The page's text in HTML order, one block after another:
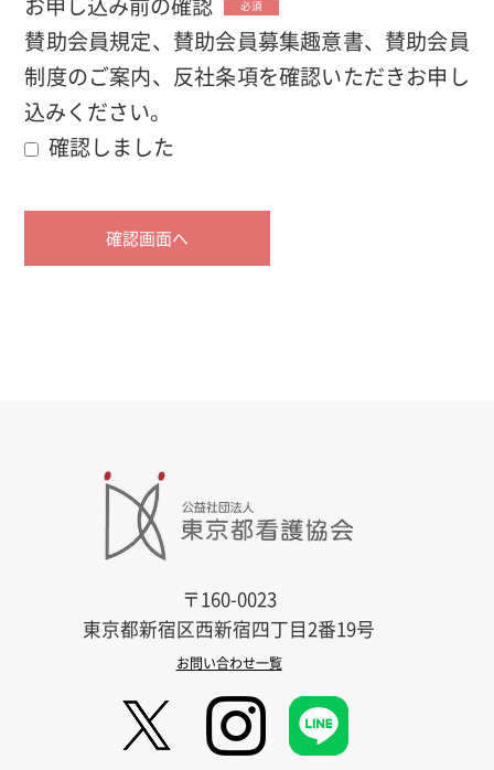
必須
賛助会員規定、賛助会員募集趣意書、賛助会員
制度のご案内、反社条項を確認いただきお申し
込みください。
確認しました
〒160-0023
東京都新宿区西新宿四丁目2番19号
お問い合わせ一覧